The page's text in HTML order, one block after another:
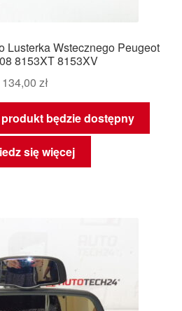
Lusterka Wstecznego Peugeot
8153XT 8153XV
134,00 zł
będzie dostępny
się więcej